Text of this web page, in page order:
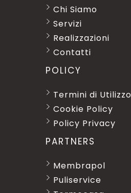
Chi Siamo
Servizi
Realizzazioni
Contatti
POLICY
Termini di Utilizzo
Cookie Policy
Policy Privacy
PARTNERS
Membrapol
Puliservice